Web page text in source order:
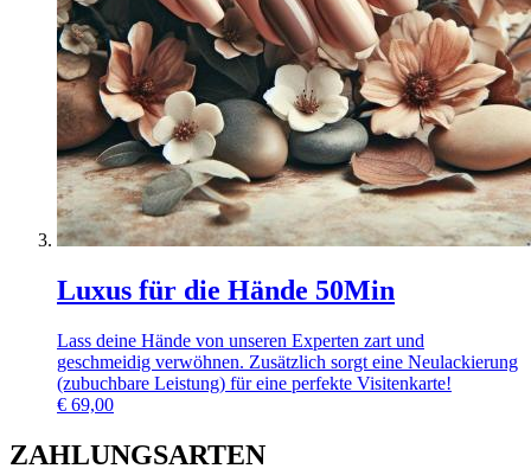
Luxus für die Hände 50Min
Lass deine Hände von unseren Experten zart und
geschmeidig verwöhnen. Zusätzlich sorgt eine Neulackierung
(zubuchbare Leistung) für eine perfekte Visitenkarte!
€ 69,00
ZAHLUNGSARTEN